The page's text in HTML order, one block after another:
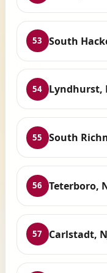
53 South
54 Lyndhurst,
55 South
56 Teterboro,
57 Carlstadt,